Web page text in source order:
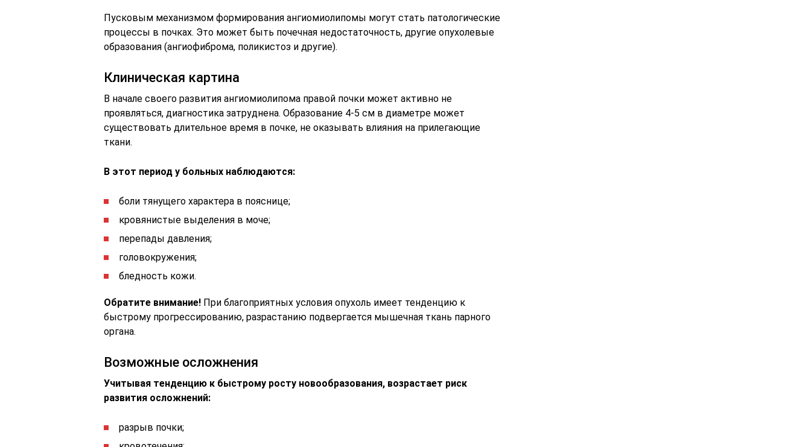
Пусковым механизмом формирования ангиомиолипомы могут стать патологические
процессы в почках. Это может быть почечная недостаточность, другие опухолевые
образования (ангиофиброма, поликистоз и другие).
Клиническая картина
В начале своего развития ангиомиолипома правой почки может активно не
проявляться, диагностика затруднена. Образование 4-5 см в диаметре может
существовать длительное время в почке, не оказывать влияния на прилегающие
ткани.
В этот период у больных наблюдаются:
боли тянущего характера в пояснице;
кровянистые выделения в моче;
перепады давления;
головокружения;
бледность кожи.
Обратите внимание! При благоприятных условия опухоль имеет тенденцию к
быстрому прогрессированию, разрастанию подвергается мышечная ткань парного
органа.
Возможные осложнения
Учитывая тенденцию к быстрому росту новообразования, возрастает риск
развития осложнений:
разрыв почки;